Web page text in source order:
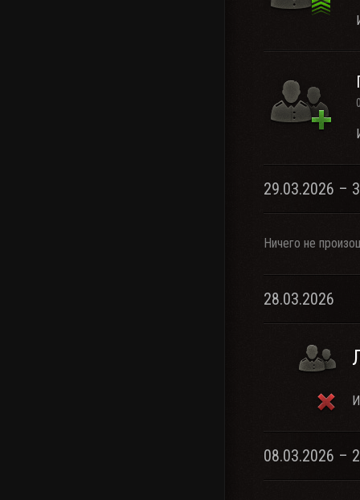
29.03.2026 –
Ничего не
28.03.2026
08.03.2026 –